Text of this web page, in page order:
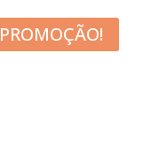
PROMOÇÃO!